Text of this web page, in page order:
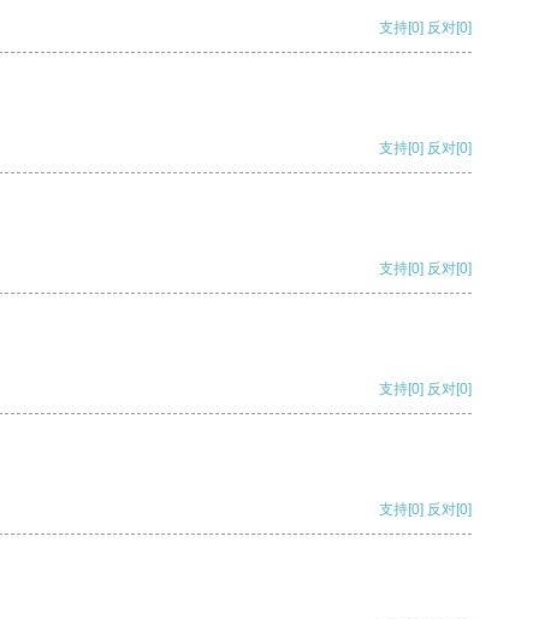
支持[0] 反对[0]
支持[0] 反对[0]
支持[0] 反对[0]
支持[0] 反对[0]
支持[0] 反对[0]